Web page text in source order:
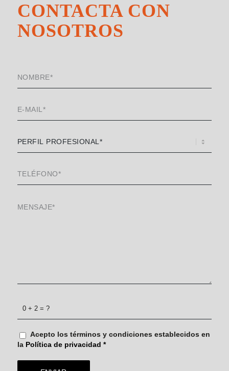
CONTACTA CON
NOSOTROS
0 + 2 = ?
Acepto los términos y condiciones establecidos en
la Política de privacidad *